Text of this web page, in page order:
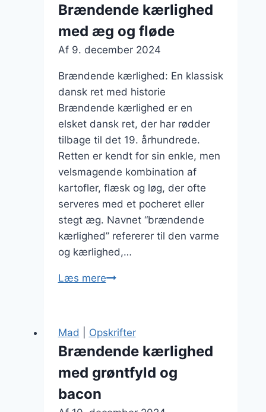
Brændende kærlighed
med æg og fløde
Af 9. december 2024
Brændende kærlighed: En klassisk
dansk ret med historie
Brændende kærlighed er en
elsket dansk ret, der har rødder
tilbage til det 19. århundrede.
Retten er kendt for sin enkle, men
velsmagende kombination af
kartofler, flæsk og løg, der ofte
serveres med et pocheret eller
stegt æg. Navnet “brændende
kærlighed” refererer til den varme
og kærlighed,…
Læs mereBrændende
og
fløde
Mad Opskrifter
Brændende kærlighed
med grøntfyld og
bacon